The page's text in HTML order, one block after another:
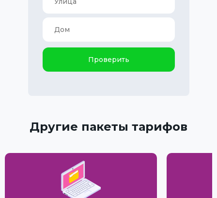
Проверить
Другие пакеты тарифов